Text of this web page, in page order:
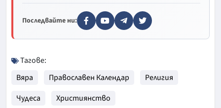
Последвайте ни:
Тагове:
Вяра
Православен Календар
Религия
Чудеса
Християнство